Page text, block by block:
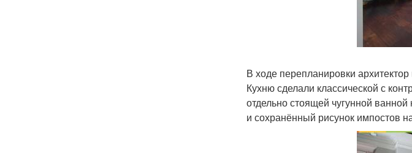
В ходе перепланировки
Кухню сделали классической с
отдельно стоящей чугунной
и сохранённый рисунок импостов